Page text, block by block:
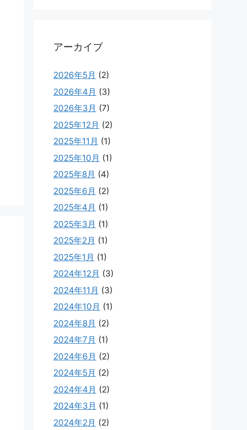
アーカイブ
2026年5月 (2)
2026年4月 (3)
2026年3月 (7)
2025年12月 (2)
2025年11月 (1)
2025年10月 (1)
2025年8月 (4)
2025年6月 (2)
2025年4月 (1)
2025年3月 (1)
2025年2月 (1)
2025年1月 (1)
2024年12月 (3)
2024年11月 (3)
2024年10月 (1)
2024年8月 (2)
2024年7月 (1)
2024年6月 (2)
2024年5月 (2)
2024年4月 (2)
2024年3月 (1)
2024年2月 (2)